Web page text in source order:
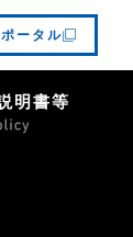
ータル
明書等